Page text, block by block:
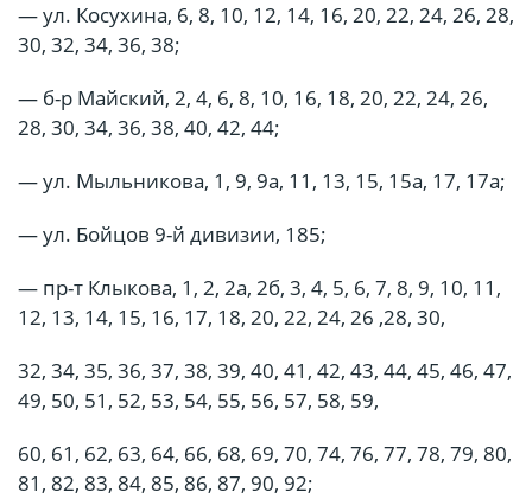
— ул. Косухина, 6, 8, 10, 12, 14, 16, 20, 22, 24, 26, 28,
30, 32, 34, 36, 38;
— б-р Майский, 2, 4, 6, 8, 10, 16, 18, 20, 22, 24, 26,
28, 30, 34, 36, 38, 40, 42, 44;
— ул. Мыльникова, 1, 9, 9а, 11, 13, 15, 15а, 17, 17а;
— ул. Бойцов 9-й дивизии, 185;
— пр-т Клыкова, 1, 2, 2а, 2б, 3, 4, 5, 6, 7, 8, 9, 10, 11,
12, 13, 14, 15, 16, 17, 18, 20, 22, 24, 26 ,28, 30,
32, 34, 35, 36, 37, 38, 39, 40, 41, 42, 43, 44, 45, 46, 47,
49, 50, 51, 52, 53, 54, 55, 56, 57, 58, 59,
60, 61, 62, 63, 64, 66, 68, 69, 70, 74, 76, 77, 78, 79, 80,
81, 82, 83, 84, 85, 86, 87, 90, 92;